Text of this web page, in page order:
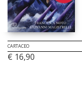
CARTACEO
€ 16,90